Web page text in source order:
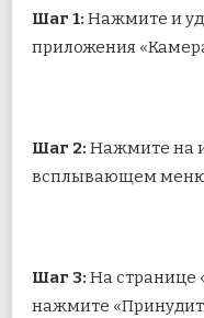
Шаг 1: Нажмите и
приложения
Шаг 2: Нажмите на
всплывающем
Шаг 3: На странице
нажмите